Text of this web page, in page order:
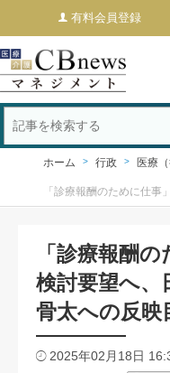
有料会員登録
ホーム 行政 医療（
「診療報酬のために仕事
「診療報酬
検討要望へ、
骨太への反映
2025年02月18日